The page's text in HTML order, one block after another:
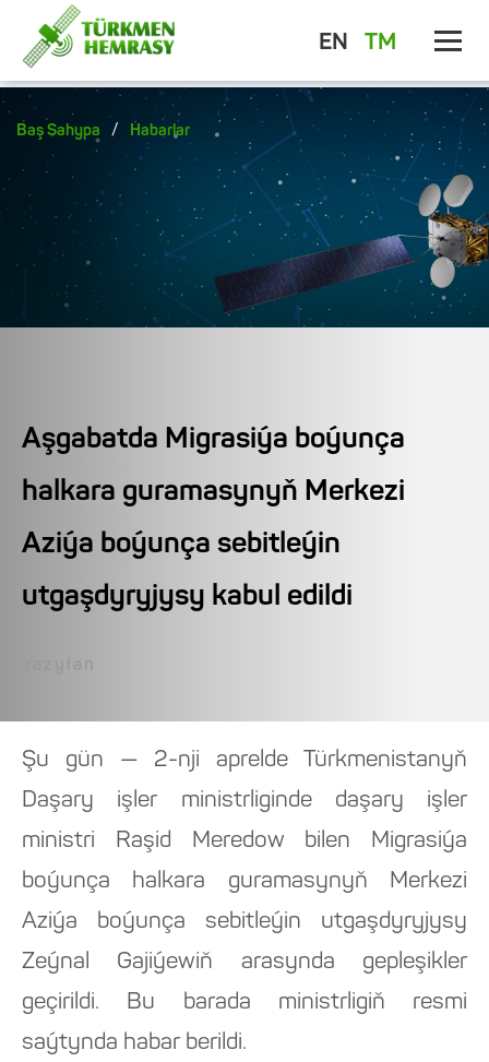
EN TM
Baş Sahypa / Habarlar
Aşgabatda Migrasiýa boýunça
halkara guramasynyň Merkezi
Aziýa boýunça sebitleýin
utgaşdyryjysy kabul edildi
Şu gün — 2-nji aprelde Türkmenistanyň
Daşary işler ministrliginde daşary işler
ministri Raşid Meredow bilen Migrasiýa
boýunça halkara guramasynyň Merkezi
Aziýa boýunça sebitleýin utgaşdyryjysy
Zeýnal Gajiýewiň arasynda gepleşikler
geçirildi. Bu barada ministrligiň resmi
saýtynda habar berildi.